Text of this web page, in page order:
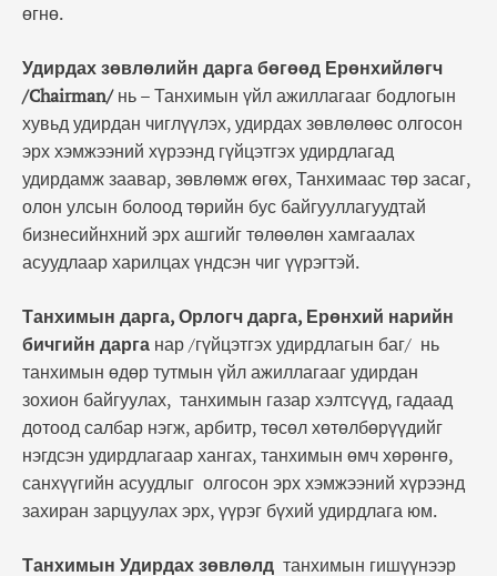
өгнө.
Удирдах зөвлөлийн дарга бөгөөд Ерөнхийлөгч
/Chairman/нь – Танхимын үйл ажиллагааг бодлогын
хувьд удирдан чиглүүлэх, удирдах зөвлөлөөс олгосон
эрх хэмжээний хүрээнд гүйцэтгэх удирдлагад
удирдамж заавар, зөвлөмж өгөх, Танхимаас төр засаг,
олон улсын болоод төрийн бус байгууллагуудтай
бизнесийнхний эрх ашгийг төлөөлөн хамгаалах
асуудлаар харилцах үндсэн чиг үүрэгтэй.
Танхимын дарга, Орлогч дарга, Ерөнхий нарийн
бичгийн дарга нар /гүйцэтгэх удирдлагын баг/ нь
танхимын өдөр тутмын үйл ажиллагааг удирдан
зохион байгуулах, танхимын газар хэлтсүүд, гадаад
дотоод салбар нэгж, арбитр, төсөл хөтөлбөрүүдийг
нэгдсэн удирдлагаар хангах, танхимын өмч хөрөнгө,
санхүүгийн асуудлыг олгосон эрх хэмжээний хүрээнд
захиран зарцуулах эрх, үүрэг бүхий удирдлага юм.
Танхимын Удирдах зөвлөлд танхимын гишүүнээр